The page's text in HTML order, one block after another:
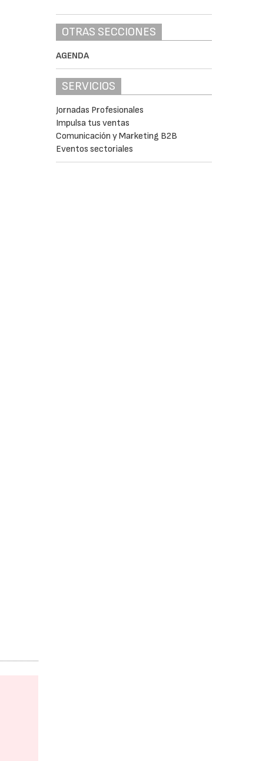
OTRAS SECCIONES
AGENDA
SERVICIOS
Jornadas Profesionales
Impulsa tus ventas
Comunicación y Marketing B2B
Eventos sectoriales